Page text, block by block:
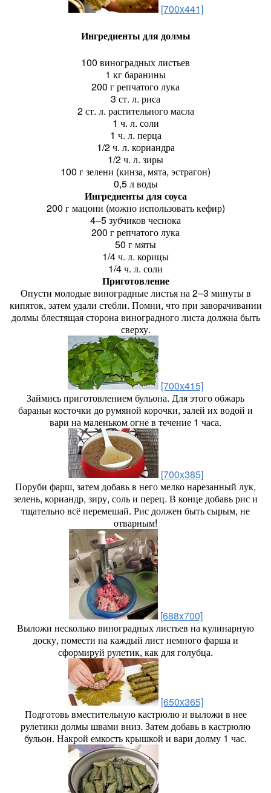
[700x441]
Ингредиенты для долмы
100 виноградных листьев
1 кг баранины
200 г репчатого лука
3 ст. л. риса
2 ст. л. растительного масла
1 ч. л. соли
1 ч. л. перца
1/2 ч. л. кориандра
1/2 ч. л. зиры
100 г зелени (кинза, мята, эстрагон)
0,5 л воды
Ингредиенты для соуса
200 г мацони (можно использовать кефир)
4–5 зубчиков чеснока
200 г репчатого лука
50 г мяты
1/4 ч. л. корицы
1/4 ч. л. соли
Приготовление
Опусти молодые виноградные листья на 2–3 минуты в
кипяток, затем удали стебли. Помни, что при заворачивании
долмы блестящая сторона виноградного листа должна быть
сверху.
[700x415]
Займись приготовлением бульона. Для этого обжарь
бараньи косточки до румяной корочки, залей их водой и
вари на маленьком огне в течение 1 часа.
[700x385]
Поруби фарш, затем добавь в него мелко нарезанный лук,
зелень, кориандр, зиру, соль и перец. В конце добавь рис и
тщательно всё перемешай. Рис должен быть сырым, не
отварным!
[688x700]
Выложи несколько виноградных листьев на кулинарную
доску, помести на каждый лист немного фарша и
сформируй рулетик, как для голубца.
[650x365]
Подготовь вместительную кастрюлю и выложи в нее
рулетики долмы швами вниз. Затем добавь в кастрюлю
бульон. Накрой емкость крышкой и вари долму 1 час.